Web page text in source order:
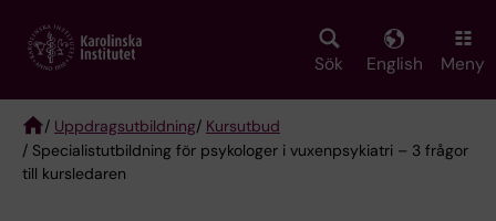
main
Sök English Meny
Breadcrumb
/ Uppdragsutbildning/ Kursutbud
/ Specialistutbildning för psykologer i vuxenpsykiatri – 3 frågor
till kursledaren